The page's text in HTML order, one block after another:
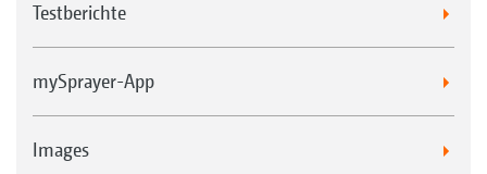
Testberichte
mySprayer-App
Images